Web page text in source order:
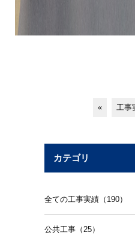
« 工事
カテゴリ
全ての工事実績（190）
公共工事（25）